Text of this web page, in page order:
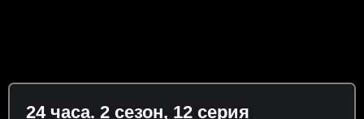
24 часа. 2 сезон, 12 серия